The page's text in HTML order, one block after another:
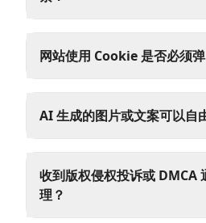
网站使用 Cookie 是否必须
AI 生成的图片或文案可以自
收到版权侵权投诉或 DMCA
理？